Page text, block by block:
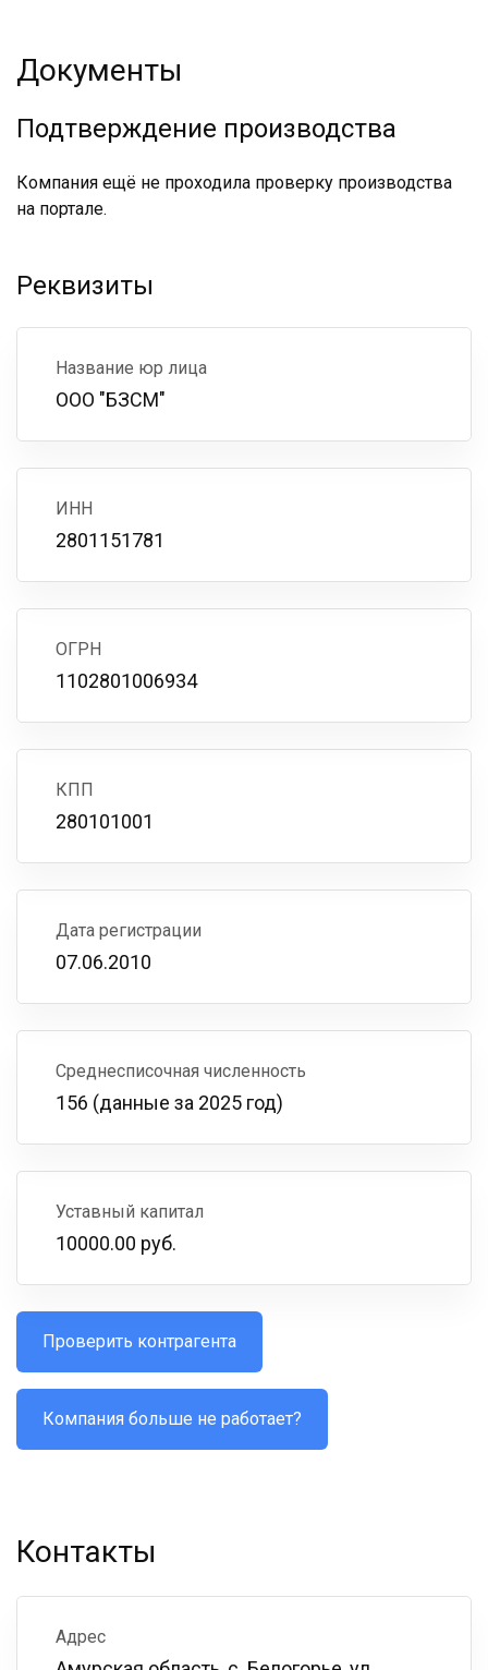
Документы
Подтверждение производства
Компания ещё не проходила проверку производства
на портале.
Реквизиты
Название юр лица
ООО "БЗСМ"
ИНН
2801151781
ОГРН
1102801006934
КПП
280101001
Дата регистрации
07.06.2010
Среднесписочная численность
156 (данные за 2025 год)
Уставный капитал
10000.00 руб.
Проверить контрагента
Компания больше не работает?
Контакты
Адрес